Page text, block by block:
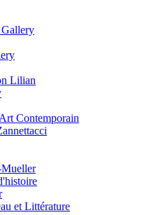
Gallery
Lilian
Contemporain
et Littérature